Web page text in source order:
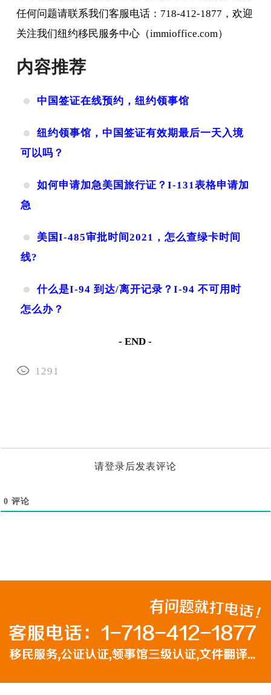
任何问题请联系我们客服电话：718-412-1877，欢迎
关注我们纽约移民服务中心（immioffice.com）
内容推荐
中国签证在线预约，纽约领事馆
纽约领事馆，中国签证有效期最后一天入境
可以吗？
如何申请加急美国旅行证？I-131表格申请加
急
美国I-485审批时间2021，怎么查绿卡时间
线?
什么是I-94 到达/离开记录？I-94 不可用时
怎么办？
- END -
1291
请登录后发表评论
0 评论